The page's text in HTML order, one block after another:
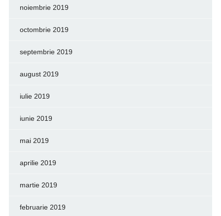
noiembrie 2019
octombrie 2019
septembrie 2019
august 2019
iulie 2019
iunie 2019
mai 2019
aprilie 2019
martie 2019
februarie 2019